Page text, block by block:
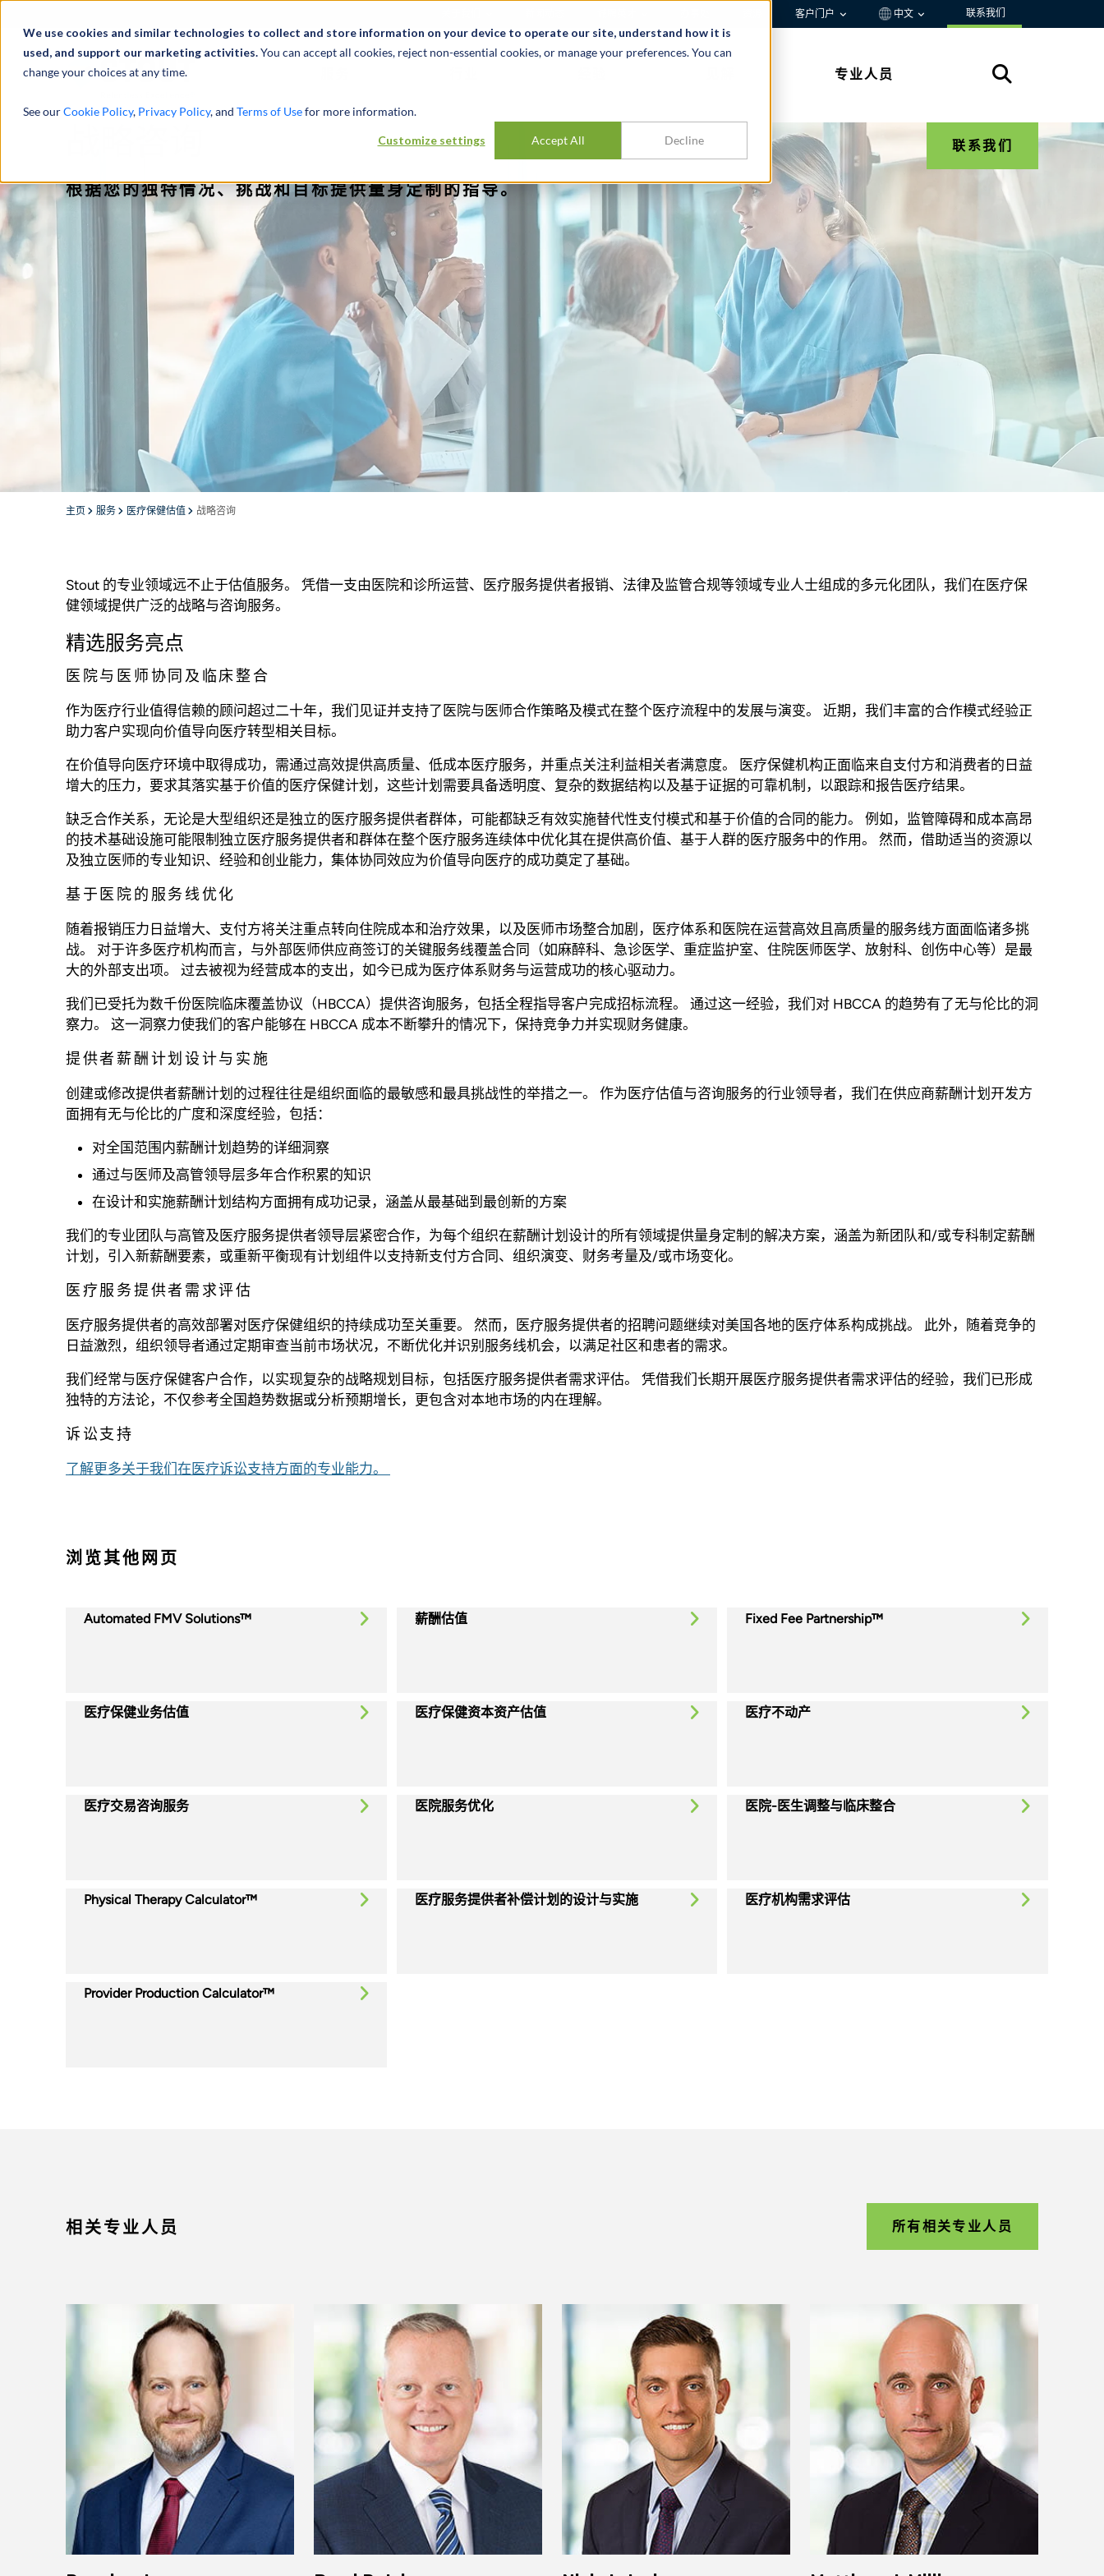
We use cookies and similar technologies to collect and store information on your device to operate our site, understand how it is
used, and support our marketing activities.You can accept all cookies, reject non-essential cookies, or manage your preferences. You can
change your choices at any time.
See ourCookie Policy, Privacy Policy, and Terms of Usefor more information.
Customize settings Accept All Decline
客户门户 中文 联系我们
专业人员
根据您的独特情况、挑战和目标提供量身定制的指导。
联系我们
主页 服务 医疗保健估值 战略咨询
Stout 的专业领域远不止于估值服务。 凭借一支由医院和诊所运营、医疗服务提供者报销、法律及监管合规等领域专业人士组成的多元化团队，我们在医疗保
健领域提供广泛的战略与咨询服务。
精选服务亮点
医院与医师协同及临床整合
作为医疗行业值得信赖的顾问超过二十年，我们见证并支持了医院与医师合作策略及模式在整个医疗流程中的发展与演变。 近期，我们丰富的合作模式经验正
助力客户实现向价值导向医疗转型相关目标。
在价值导向医疗环境中取得成功，需通过高效提供高质量、低成本医疗服务，并重点关注利益相关者满意度。 医疗保健机构正面临来自支付方和消费者的日益
增大的压力，要求其落实基于价值的医疗保健计划，这些计划需要具备透明度、复杂的数据结构以及基于证据的可靠机制，以跟踪和报告医疗结果。
缺乏合作关系，无论是大型组织还是独立的医疗服务提供者群体，可能都缺乏有效实施替代性支付模式和基于价值的合同的能力。 例如，监管障碍和成本高昂
的技术基础设施可能限制独立医疗服务提供者和群体在整个医疗服务连续体中优化其在提供高价值、基于人群的医疗服务中的作用。 然而，借助适当的资源以
及独立医师的专业知识、经验和创业能力，集体协同效应为价值导向医疗的成功奠定了基础。
基于医院的服务线优化
随着报销压力日益增大、支付方将关注重点转向住院成本和治疗效果，以及医师市场整合加剧，医疗体系和医院在运营高效且高质量的服务线方面面临诸多挑
战。 对于许多医疗机构而言，与外部医师供应商签订的关键服务线覆盖合同（如麻醉科、急诊医学、重症监护室、住院医师医学、放射科、创伤中心等）是最
大的外部支出项。 过去被视为经营成本的支出，如今已成为医疗体系财务与运营成功的核心驱动力。
我们已受托为数千份医院临床覆盖协议（HBCCA）提供咨询服务，包括全程指导客户完成招标流程。 通过这一经验，我们对 HBCCA 的趋势有了无与伦比的洞
察力。 这一洞察力使我们的客户能够在 HBCCA 成本不断攀升的情况下，保持竞争力并实现财务健康。
提供者薪酬计划设计与实施
创建或修改提供者薪酬计划的过程往往是组织面临的最敏感和最具挑战性的举措之一。 作为医疗估值与咨询服务的行业领导者，我们在供应商薪酬计划开发方
面拥有无与伦比的广度和深度经验，包括：
对全国范围内薪酬计划趋势的详细洞察
通过与医师及高管领导层多年合作积累的知识
在设计和实施薪酬计划结构方面拥有成功记录，涵盖从最基础到最创新的方案
我们的专业团队与高管及医疗服务提供者领导层紧密合作，为每个组织在薪酬计划设计的所有领域提供量身定制的解决方案，涵盖为新团队和/或专科制定薪酬
计划，引入新薪酬要素，或重新平衡现有计划组件以支持新支付方合同、组织演变、财务考量及/或市场变化。
医疗服务提供者需求评估
医疗服务提供者的高效部署对医疗保健组织的持续成功至关重要。 然而，医疗服务提供者的招聘问题继续对美国各地的医疗体系构成挑战。 此外，随着竞争的
日益激烈，组织领导者通过定期审查当前市场状况，不断优化并识别服务线机会，以满足社区和患者的需求。
我们经常与医疗保健客户合作，以实现复杂的战略规划目标，包括医疗服务提供者需求评估。 凭借我们长期开展医疗服务提供者需求评估的经验，我们已形成
独特的方法论，不仅参考全国趋势数据或分析预期增长，更包含对本地市场的内在理解。
诉讼支持
了解更多关于我们在医疗诉讼支持方面的专业能力。
浏览其他网页
Automated FMV Solutions™ 薪酬估值 Fixed Fee Partnership™
医疗保健业务估值 医疗保健资本资产估值 医疗不动产
医疗交易咨询服务 医院服务优化 医院-医生调整与临床整合
Physical Therapy Calculator™ 医疗服务提供者补偿计划的设计与实施 医疗机构需求评估
Provider Production Calculator™
相关专业人员 所有相关专业人员